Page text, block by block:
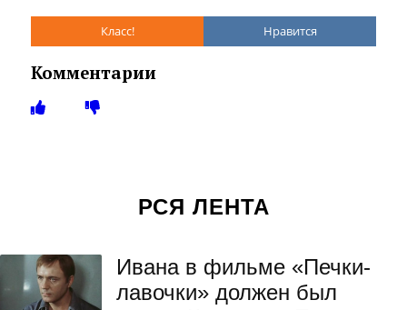
Класс! Нравится
Комментарии
РСЯ ЛЕНТА
Ивана в фильме «Печки-
лавочки» должен был